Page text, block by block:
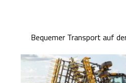
Bequemer Transport auf